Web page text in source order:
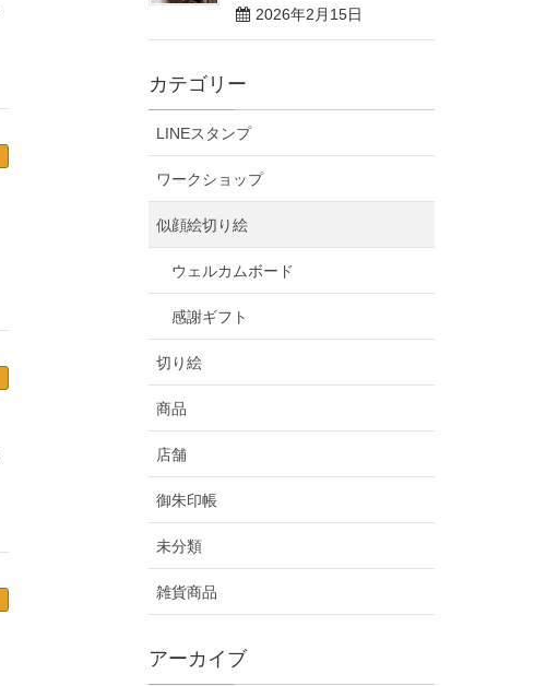
2026年2月15日
カテゴリー
LINEスタンプ
ワークショップ
似顔絵切り絵
ウェルカムボード
感謝ギフト
切り絵
商品
店舗
御朱印帳
未分類
雑貨商品
アーカイブ